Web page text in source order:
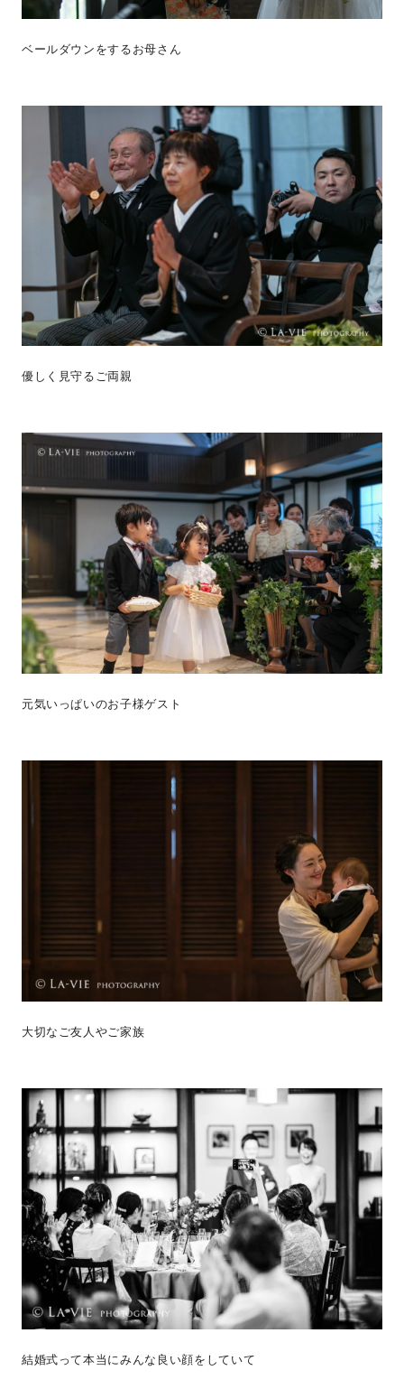
ベールダウンをするお母さん
優しく見守るご両親
元気いっぱいのお子様ゲスト
大切なご友人やご家族
結婚式って本当にみんな良い顔をしていて